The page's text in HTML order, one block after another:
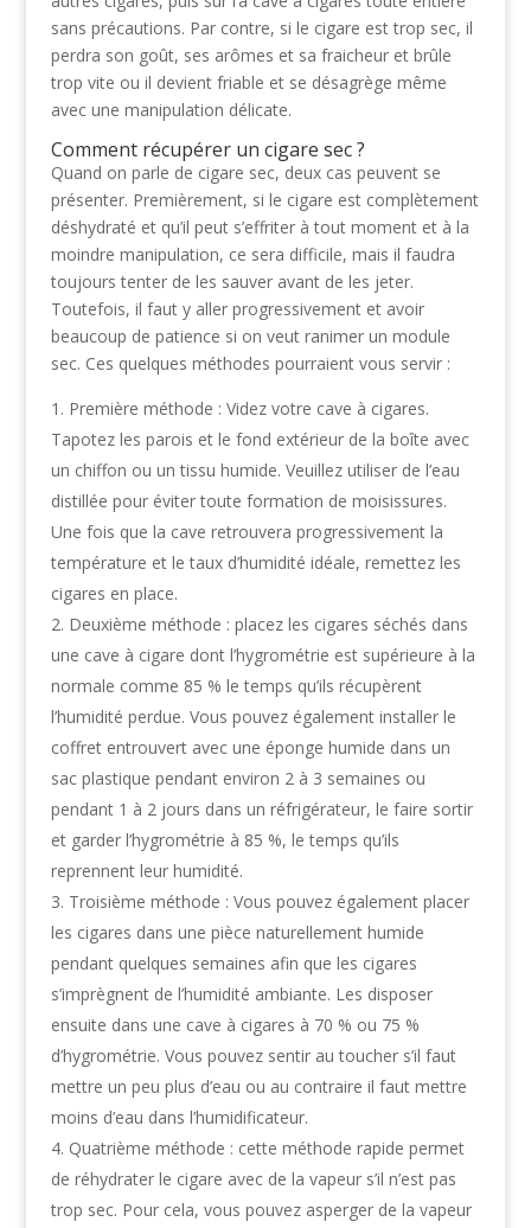
sans précautions. Par contre, si le cigare est trop sec, il
perdra son goût, ses arômes et sa fraicheur et brûle
trop vite ou il devient friable et se désagrège même
avec une manipulation délicate.
Comment récupérer un cigare sec ?
Quand on parle de cigare sec, deux cas peuvent se
présenter. Premièrement, si le cigare est complètement
déshydraté et qu’il peut s’effriter à tout moment et à la
moindre manipulation, ce sera difficile, mais il faudra
toujours tenter de les sauver avant de les jeter.
Toutefois, il faut y aller progressivement et avoir
beaucoup de patience si on veut ranimer un module
sec. Ces quelques méthodes pourraient vous servir :
Première méthode : Videz votre cave à cigares.
Tapotez les parois et le fond extérieur de la boîte avec
un chiffon ou un tissu humide. Veuillez utiliser de l’eau
distillée pour éviter toute formation de moisissures.
Une fois que la cave retrouvera progressivement la
température et le taux d’humidité idéale, remettez les
cigares en place.
Deuxième méthode : placez les cigares séchés dans
une cave à cigare dont l’hygrométrie est supérieure à la
normale comme 85 % le temps qu’ils récupèrent
l’humidité perdue. Vous pouvez également installer le
coffret entrouvert avec une éponge humide dans un
sac plastique pendant environ 2 à 3 semaines ou
pendant 1 à 2 jours dans un réfrigérateur, le faire sortir
et garder l’hygrométrie à 85 %, le temps qu’ils
reprennent leur humidité.
Troisième méthode : Vous pouvez également placer
les cigares dans une pièce naturellement humide
pendant quelques semaines afin que les cigares
s’imprègnent de l’humidité ambiante. Les disposer
ensuite dans une cave à cigares à 70 % ou 75 %
d’hygrométrie. Vous pouvez sentir au toucher s’il faut
mettre un peu plus d’eau ou au contraire il faut mettre
moins d’eau dans l’humidificateur.
Quatrième méthode : cette méthode rapide permet
de réhydrater le cigare avec de la vapeur s’il n’est pas
trop sec. Pour cela, vous pouvez asperger de la vapeur